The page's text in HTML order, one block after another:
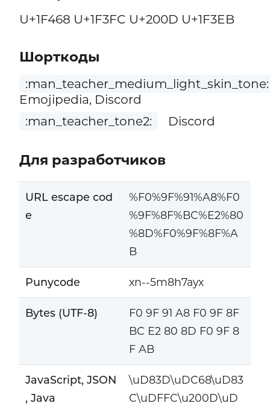
U+1F468 U+1F3FC U+200D U+1F3EB
Шорткоды
:man_teacher_medium_light_skin_tone:
Emojipedia, Discord
:man_teacher_tone2:
Discord
Для разработчиков
URL escape cod
e
%F0%9F%91%A8%F0
%9F%8F%BC%E2%80
%8D%F0%9F%8F%A
B
Punycode xn--5m8h7ayx
Bytes (UTF-8)
F0 9F 91 A8 F0 9F 8F
BC E2 80 8D F0 9F 8
F AB
JavaScript, JSON
, Java
\uD83D\uDC68\uD83
C\uDFFC\u200D\uD